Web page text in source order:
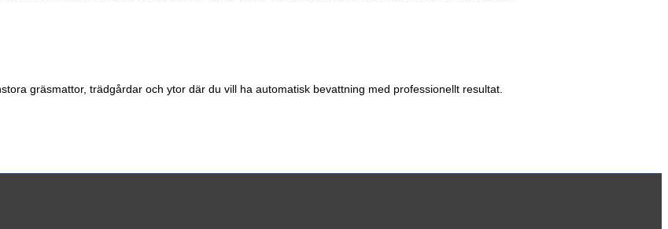
gräsmattor, trädgårdar och ytor där du vill ha automatisk bevattning med professionellt resultat.